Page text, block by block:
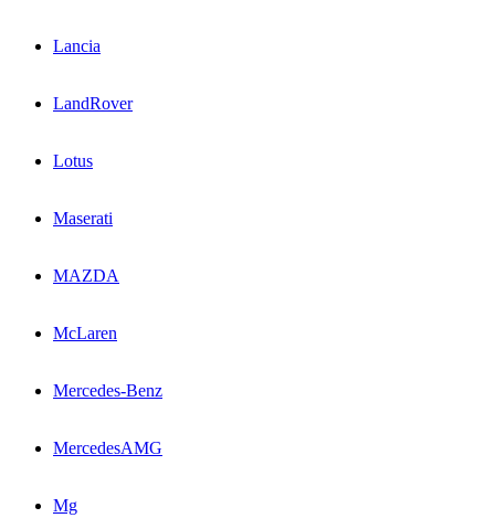
Lancia
LandRover
Lotus
Maserati
MAZDA
McLaren
Mercedes-Benz
MercedesAMG
Mg